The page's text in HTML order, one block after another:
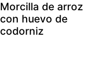
Morcilla de arroz
con huevo de
codorniz